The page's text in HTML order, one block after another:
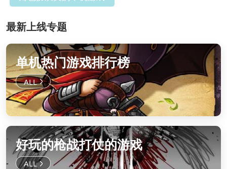
最新上线专题
单机热门游戏排行榜
好玩的枪战打仗的游戏